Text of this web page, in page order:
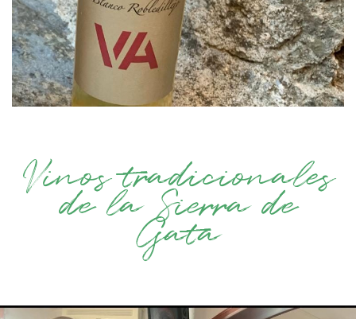
Vinos tradicionales
de la Sierra de
Gata